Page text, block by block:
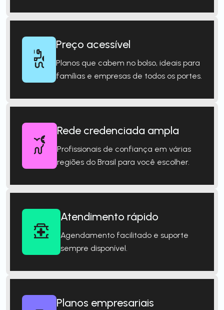
Preço acessível
Planos que cabem no bolso, ideais para
famílias e empresas de todos os portes.
Rede credenciada ampla
Profissionais de confiança em várias
regiões do Brasil para você escolher.
Atendimento rápido
Agendamento facilitado e suporte
sempre disponível.
Planos empresariais